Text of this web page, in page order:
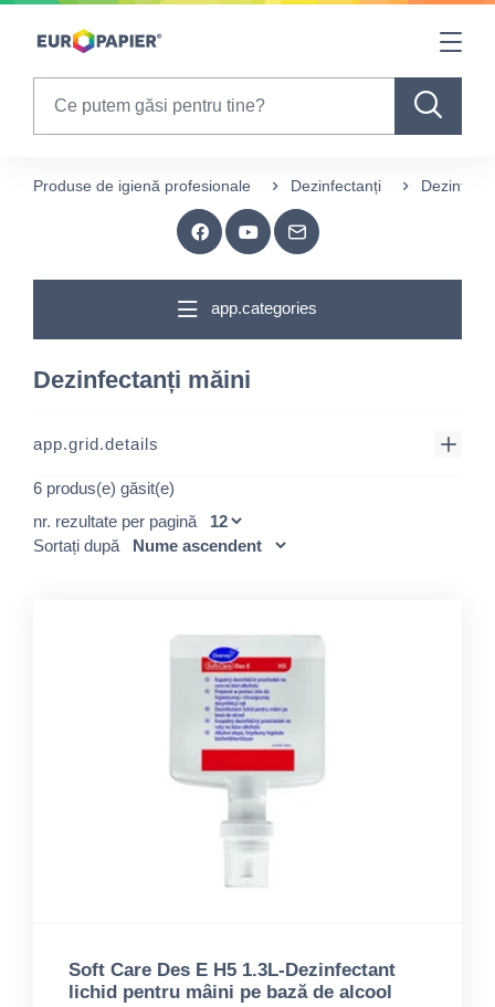
Table Of Content
Produse de igienă profesionale Dezinfectanți
app.categories
Dezinfectanți măini
app.grid.details
6 produs(e) găsit(e)
nr. rezultate per pagină
Sortați după
Soft Care Des E H5 1.3L-Dezinfectant
lichid pentru mâini pe bază de alcool